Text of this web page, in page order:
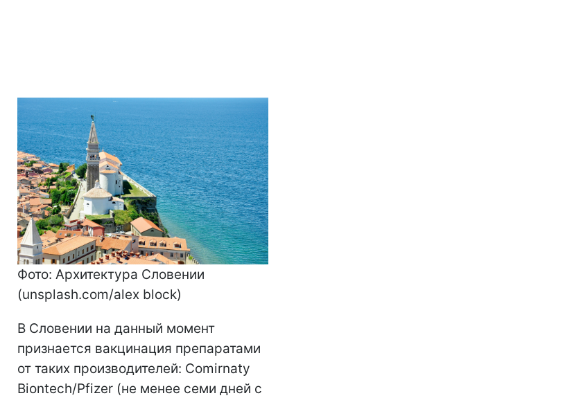
Фото: Архитектура Словении
(unsplash.com/alex block)
В Словении на данный момент
признается вакцинация препаратами
от таких производителей: Comirnaty
Biontech/Pfizer (не менее семи дней с